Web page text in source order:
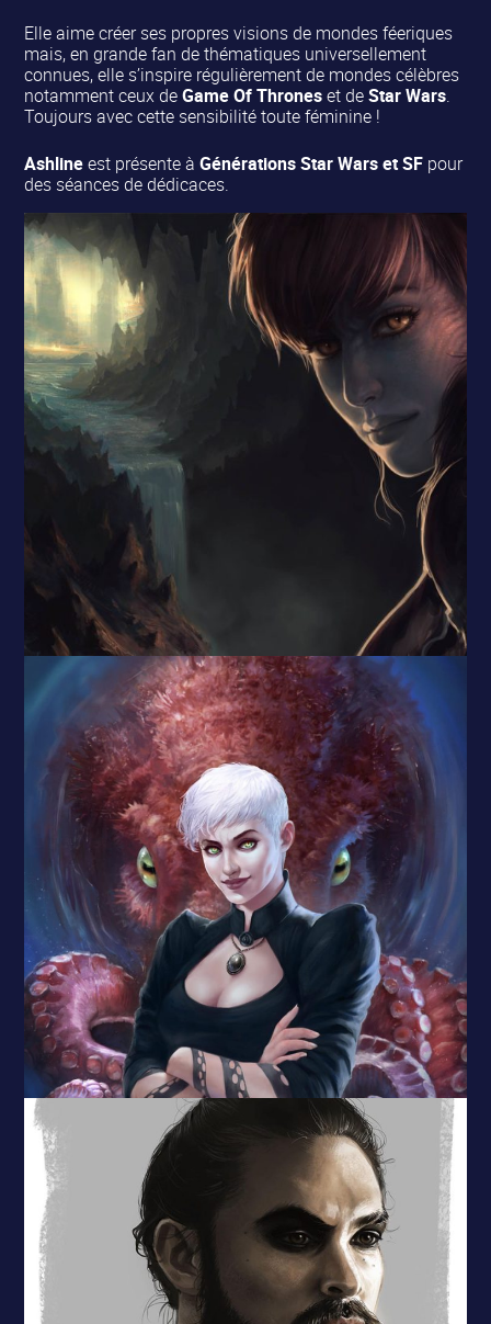
Elle aime créer ses propres visions de mondes féeriques
mais, en grande fan de thématiques universellement
connues, elle s’inspire régulièrement de mondes célèbres
notamment ceux deGame Of Throneset deStar Wars.
Toujours avec cette sensibilité toute féminine !
Ashlineest présente àGénérations Star Wars et SF pour
des séances de dédicaces.